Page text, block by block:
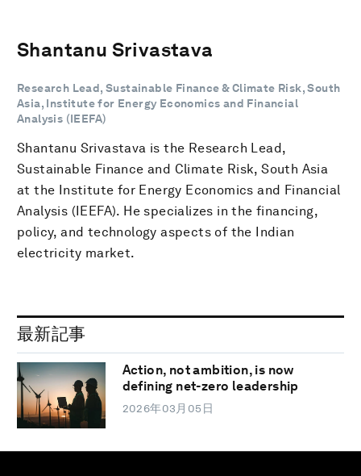
Shantanu Srivastava
Research Lead, Sustainable Finance & Climate Risk, South
Asia, Institute for Energy Economics and Financial
Analysis (IEEFA)
Shantanu Srivastava is the Research Lead,
Sustainable Finance and Climate Risk, South Asia
at the Institute for Energy Economics and Financial
Analysis (IEEFA). He specializes in the financing,
policy, and technology aspects of the Indian
electricity market.
最新記事
Action, not ambition, is now
defining net-zero leadership
2026年03月05日